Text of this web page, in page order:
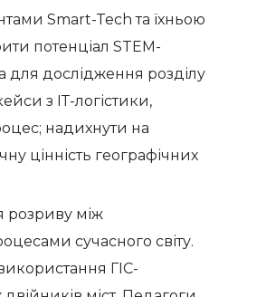
Smart-Tech та їхньою
потенціал STEM-
для дослідження розділу
з ІТ-логістики,
надихнути на
цінність географічних
розриву між
сучасного світу.
ГІС-